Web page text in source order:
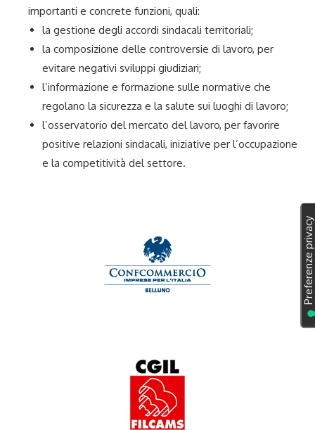
importanti e concrete funzioni, quali:
la gestione degli accordi sindacali territoriali;
la composizione delle controversie di lavoro, per
evitare negativi sviluppi giudiziari;
l’informazione e formazione sulle normative che
regolano la sicurezza e la salute sui luoghi di lavoro;
l’osservatorio del mercato del lavoro, per favorire
positive relazioni sindacali, iniziative per l’occupazione
e la competitività del settore.